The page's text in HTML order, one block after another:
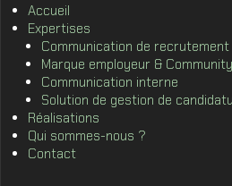
Accueil
Expertises
Communication de recrutement
Marque employeur &
Communication interne
Solution de gestion de
Réalisations
Qui sommes-nous ?
Contact